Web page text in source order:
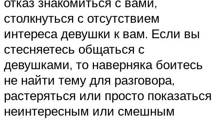
столкнуться с отсутствием
интереса девушки к вам. Если вы
стесняетесь общаться с
девушками, то наверняка боитесь
не найти тему для разговора,
растеряться или просто показаться
неинтересным или смешным